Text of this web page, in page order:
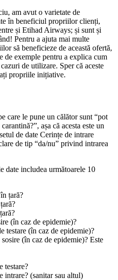
am avut o varietate de
în beneficiul propriilor clienți,
și Etihad Airways; și sunt și
Pentru a ajuta mai multe
să beneficieze de această ofertă,
de exemple pentru a explica cum
de utilizare. Sper că aceste
propriile inițiative.
care le pune un călător sunt “pot
așa că acesta este un
de date Cerințe de intrare
de tip “da/nu” privind intrarea
date includea următoarele 10
țară?
(în caz de epidemie)?
testare (în caz de epidemie)?
(în caz de epidemie)? Este
testare?
intrare? (sanitar sau altul)